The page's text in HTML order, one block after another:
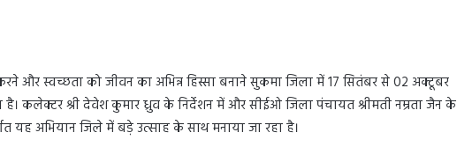
और स्वच्छता को जीवन का अभिन्न हिस्सा बनाने सुकमा जिला में 17 सितंबर से 02 अक्टूबर
है। कलेक्टर श्री देवेश कुमार ध्रुव के निर्देशन में और सीईओ जिला पंचायत श्रीमती नम्रता जैन के
यह अभियान जिले में बड़े उत्साह के साथ मनाया जा रहा है।